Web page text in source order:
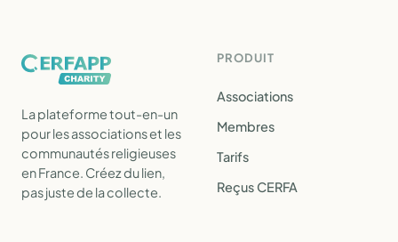
La plateforme tout-en-un
pour les associations et les
communautés religieuses
en France. Créez du lien,
pas juste de la collecte.
PRODUIT
Associations
Membres
Tarifs
Reçus CERFA